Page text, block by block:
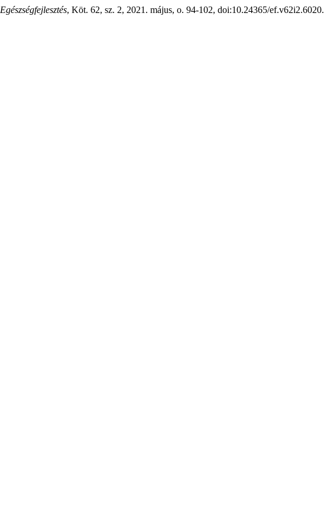
Egészségfejlesztés, Köt. 62, sz. 2, 2021. május, o. 94-102, doi:10.24365/ef.v62i2.6020.